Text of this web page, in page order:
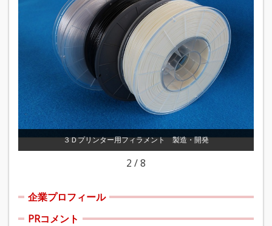
３Ｄプリンター用フィラメント 製造・開発
2 /8
企業プロフィール
PRコメント